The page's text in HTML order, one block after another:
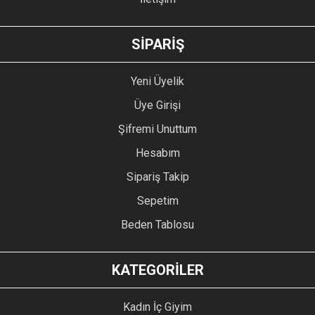
GÖNDER
SİPARİŞ
Yeni Üyelik
Üye Girişi
Şifremi Unuttum
Hesabım
Sipariş Takip
Sepetim
Beden Tablosu
KATEGORİLER
Kadın İç Giyim